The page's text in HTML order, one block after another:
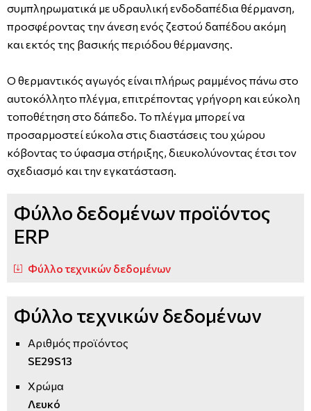
συμπληρωματικά με υδραυλική ενδοδαπέδια θέρμανση,
προσφέροντας την άνεση ενός ζεστού δαπέδου ακόμη
και εκτός της βασικής περιόδου θέρμανσης.
Ο θερμαντικός αγωγός είναι πλήρως ραμμένος πάνω στο
αυτοκόλλητο πλέγμα, επιτρέποντας γρήγορη και εύκολη
τοποθέτηση στο δάπεδο. Το πλέγμα μπορεί να
προσαρμοστεί εύκολα στις διαστάσεις του χώρου
κόβοντας το ύφασμα στήριξης, διευκολύνοντας έτσι τον
σχεδιασμό και την εγκατάσταση.
Φύλλο δεδομένων προϊόντος
ERP
Φύλλο τεχνικών δεδομένων
Φύλλο τεχνικών δεδομένων
Αριθμός προϊόντος
SE29S13
Χρώμα
Λευκό